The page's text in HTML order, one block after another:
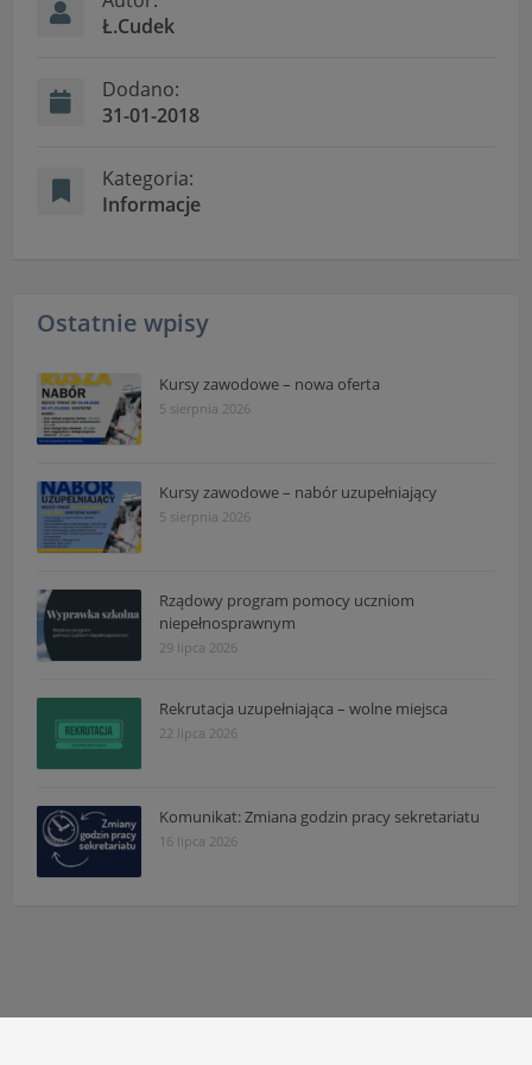
Ł.Cudek
Dodano:
31-01-2018
Kategoria:
Informacje
Ostatnie wpisy
Kursy zawodowe – nowa oferta
5 sierpnia 2026
Kursy zawodowe – nabór uzupełniający
5 sierpnia 2026
Rządowy program pomocy uczniom
niepełnosprawnym
29 lipca 2026
Rekrutacja uzupełniająca – wolne miejsca
22 lipca 2026
Komunikat: Zmiana godzin pracy sekretariatu
16 lipca 2026